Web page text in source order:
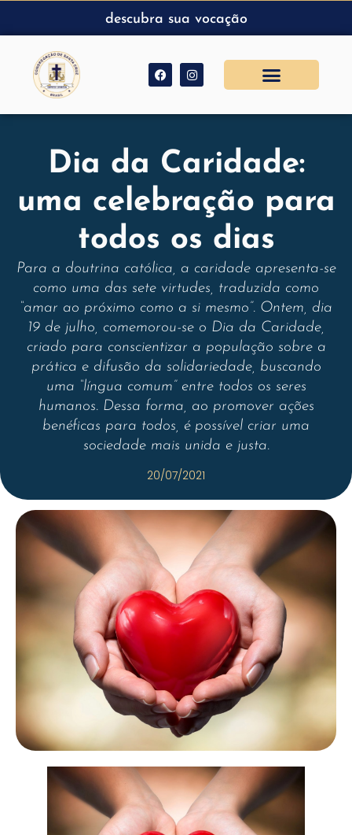
descubra sua vocação
Dia da Caridade:
uma celebração para
todos os dias
Para a doutrina católica, a caridade apresenta-se
como uma das sete virtudes, traduzida como
“amar ao próximo como a si mesmo”. Ontem, dia
19 de julho, comemorou-se o Dia da Caridade,
criado para conscientizar a população sobre a
prática e difusão da solidariedade, buscando
uma “língua comum” entre todos os seres
humanos. Dessa forma, ao promover ações
benéficas para todos, é possível criar uma
sociedade mais unida e justa.
20/07/2021